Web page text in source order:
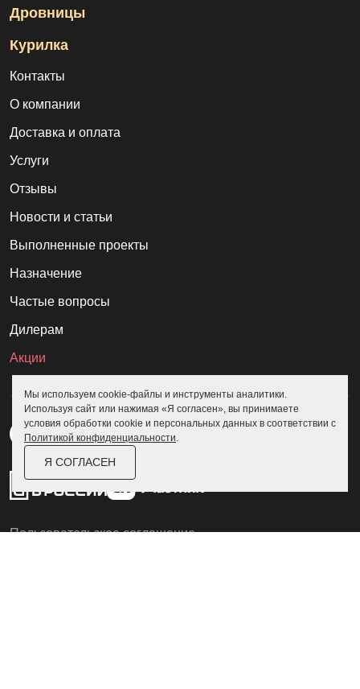
Дровницы
Курилка
Контакты
О компании
Доставка и оплата
Услуги
Отзывы
Новости и статьи
Выполненные проекты
Назначение
Частые вопросы
Дилерам
Акции
Пользовательское соглашение
Мы используем cookie-файлы и инструменты аналитики.
Используя сайт или нажимая «Я согласен», вы принимаете
условия обработки cookie и персональных данных в соответствии с
Политикой конфиденциальности.
Я СОГЛАСЕН